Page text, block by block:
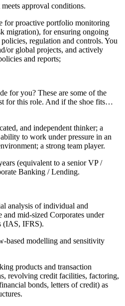
approval conditions.
for proactive portfolio monitoring
migration), for ensuring ongoing
regulation and controls. You
or global projects, and actively
and reports;
for you? These are some of the
for this role. And if the shoe fits…
and independent thinker; a
to work under pressure in an
a strong team player.
(equivalent to a senior VP /
Banking / Lending.
analysis of individual and
and mid-sized Corporates under
(IAS, IFRS).
based modelling and sensitivity
products and transaction
revolving credit facilities, factoring,
bonds, letters of credit) as